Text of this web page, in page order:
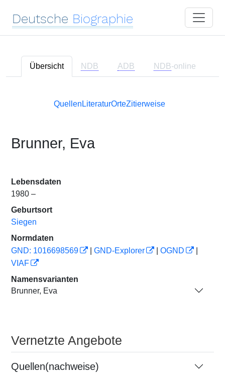
Deutsche Biographie
Übersicht NDB ADB NDB-online
Quellen LiteraturOrteZitierweise
Brunner, Eva
Lebensdaten
1980 –
Geburtsort
Siegen
Normdaten
GND: 1016698569
GND-Explorer OGND
VIAF
Namensvarianten
Brunner, Eva
Vernetzte Angebote
Quellen(nachweise)